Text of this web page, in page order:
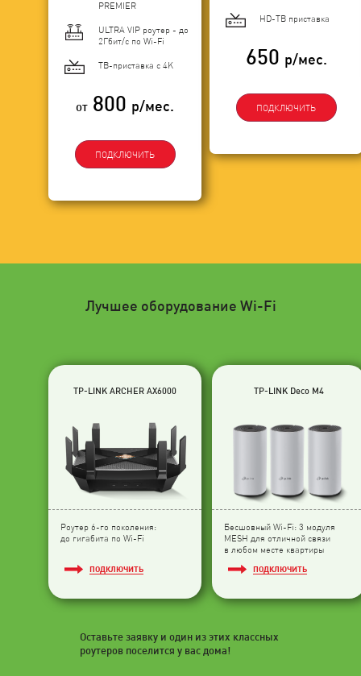
PREMIER
ULTRA VIP роутер - до
2Гбит/c по Wi-Fi
ТВ-приставка с 4K
от 800 р/мес.
ПОДКЛЮЧИТЬ
HD-ТВ приставка
650 р/мес.
ПОДКЛЮЧИТЬ
Лучшее оборудование Wi-Fi
TP-LINK ARCHER AX6000
Роутер 6-го поколения:
до гигабита по Wi-Fi
ПОДКЛЮЧИТЬ
TP-LINK Deco M4
Бесшовный Wi-Fi: 3 модуля
МESH для отличной связи
в любом месте квартиры
ПОДКЛЮЧИТЬ
Оставьте заявку и один из этих классных
роутеров поселится у вас дома!